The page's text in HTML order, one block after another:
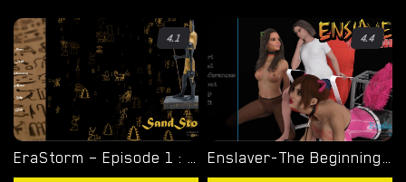
熟女
オーバーウォッチ
ディミトレスク夫人
バイオハザード
4.1 4.4